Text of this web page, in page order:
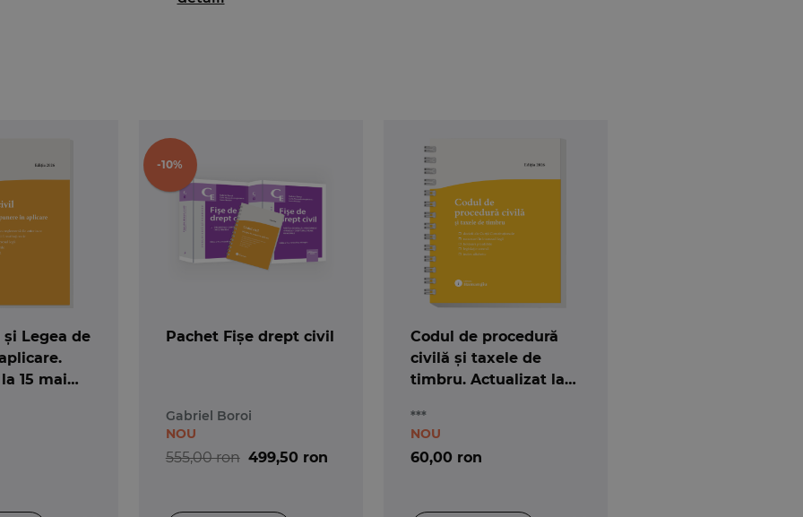
1 Drept civil
2 Procedura civila
4 Procedura penala. Partea speciala
Legea de
15 mai
-10%
Pachet Fișe drept civil
Gabriel Boroi
555,00 ron 499,50 ron
NOU
Codul de procedură
civilă și taxele de
timbru. Actualizat la
***
60,00 ron
NOU